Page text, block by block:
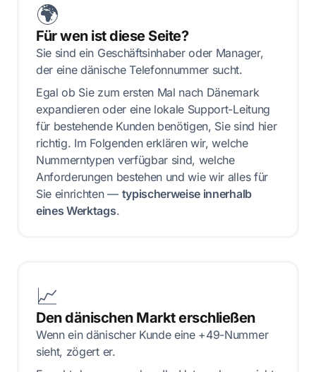
🌍
Für wen ist diese Seite?
Sie sind ein Geschäftsinhaber oder Manager,
der eine dänische Telefonnummer sucht.
Egal ob Sie zum ersten Mal nach Dänemark
expandieren oder eine lokale Support-Leitung
für bestehende Kunden benötigen, Sie sind hier
richtig. Im Folgenden erklären wir, welche
Nummerntypen verfügbar sind, welche
Anforderungen bestehen und wie wir alles für
Sie einrichten — typischerweise innerhalb
eines Werktags.
📈
Den dänischen Markt erschließen
Wenn ein dänischer Kunde eine +49-Nummer
sieht, zögert er.